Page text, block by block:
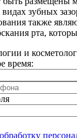
видах зубных
также
рта,
и
время: